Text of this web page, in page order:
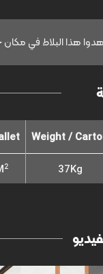
هذا البلاط في
Weight /
37Kg
2